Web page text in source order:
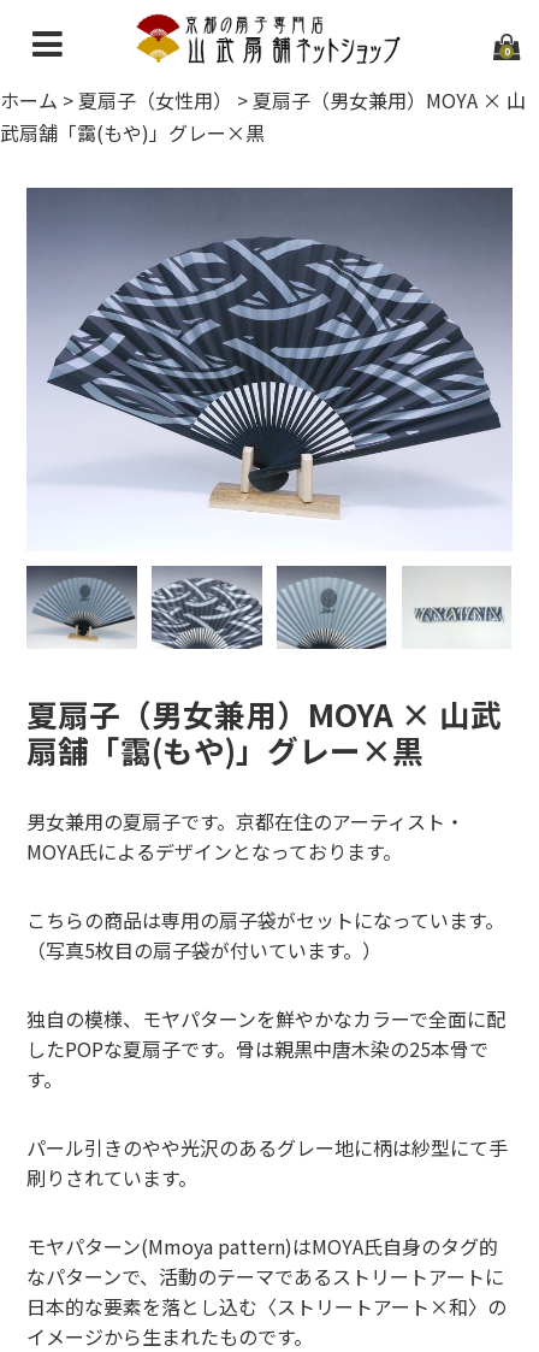
0
ホーム
ホーム > 夏扇子（女性用） > 夏扇子（男女兼用）MOYA × 山
武扇舗「靄(もや)」グレー×黒
夏扇子（男女兼用）MOYA × 山武
扇舗「靄(もや)」グレー×黒
男女兼用の夏扇子です。京都在住のアーティスト・
MOYA氏によるデザインとなっております。
こちらの商品は専用の扇子袋がセットになっています。
（写真5枚目の扇子袋が付いています。）
独自の模様、モヤパターンを鮮やかなカラーで全面に配
したPOPな夏扇子です。骨は親黒中唐木染の25本骨で
す。
パール引きのやや光沢のあるグレー地に柄は紗型にて手
刷りされています。
モヤパターン(Mmoya pattern)はMOYA氏自身のタグ的
なパターンで、活動のテーマであるストリートアートに
日本的な要素を落とし込む〈ストリートアート×和〉の
イメージから生まれたものです。